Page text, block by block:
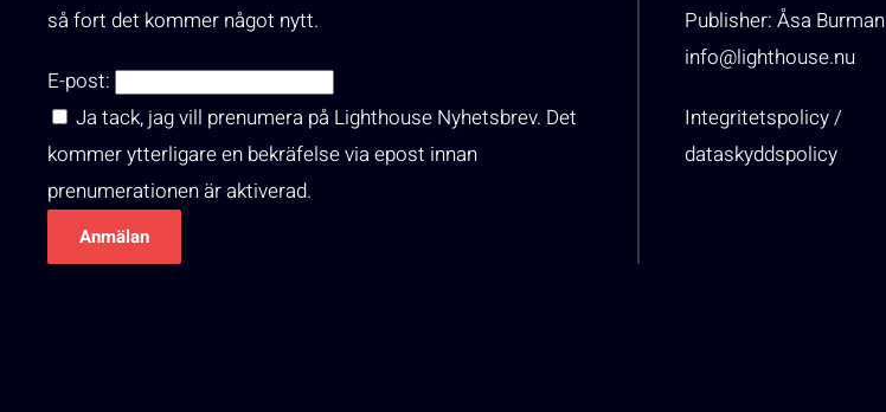
så fort det kommer något nytt.
E-post:
Ja tack, jag vill prenumera på Lighthouse Nyhetsbrev. Det
kommer ytterligare en bekräfelse via epost innan
prenumerationen är aktiverad.
Publisher: Åsa Burman
info@lighthouse.nu
Integritetspolicy /
dataskyddspolicy